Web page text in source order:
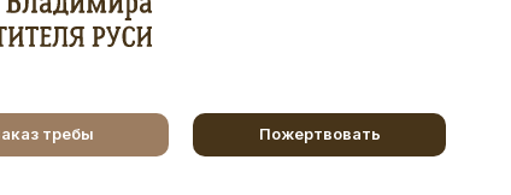
требы Пожертвовать